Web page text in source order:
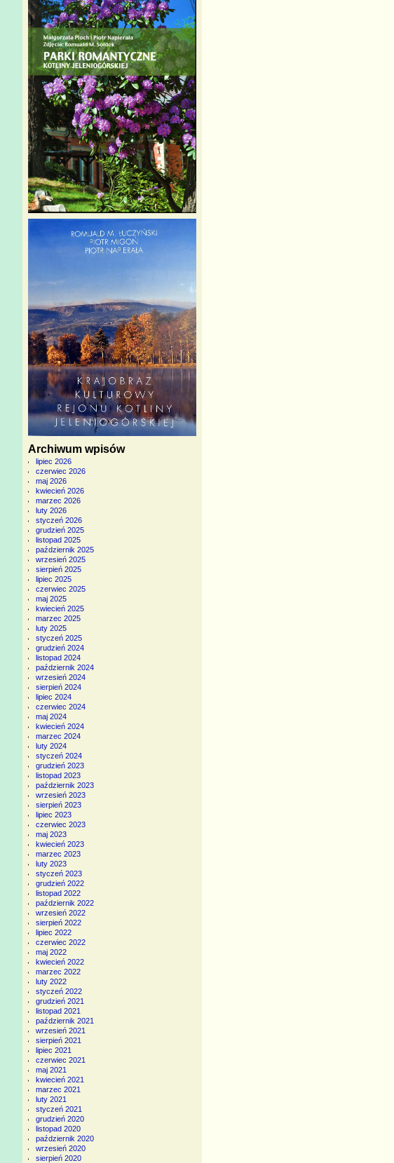
Archiwum wpisów
lipiec 2026
czerwiec 2026
maj 2026
kwiecień 2026
marzec 2026
luty 2026
styczeń 2026
grudzień 2025
listopad 2025
październik 2025
wrzesień 2025
sierpień 2025
lipiec 2025
czerwiec 2025
maj 2025
kwiecień 2025
marzec 2025
luty 2025
styczeń 2025
grudzień 2024
listopad 2024
październik 2024
wrzesień 2024
sierpień 2024
lipiec 2024
czerwiec 2024
maj 2024
kwiecień 2024
marzec 2024
luty 2024
styczeń 2024
grudzień 2023
listopad 2023
październik 2023
wrzesień 2023
sierpień 2023
lipiec 2023
czerwiec 2023
maj 2023
kwiecień 2023
marzec 2023
luty 2023
styczeń 2023
grudzień 2022
listopad 2022
październik 2022
wrzesień 2022
sierpień 2022
lipiec 2022
czerwiec 2022
maj 2022
kwiecień 2022
marzec 2022
luty 2022
styczeń 2022
grudzień 2021
listopad 2021
październik 2021
wrzesień 2021
sierpień 2021
lipiec 2021
czerwiec 2021
maj 2021
kwiecień 2021
marzec 2021
luty 2021
styczeń 2021
grudzień 2020
listopad 2020
październik 2020
wrzesień 2020
sierpień 2020